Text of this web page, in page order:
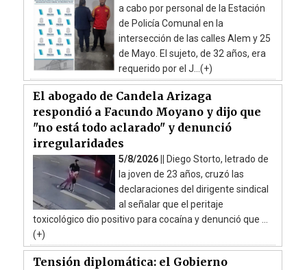
a cabo por personal de la Estación
de Policía Comunal en la
intersección de las calles Alem y 25
de Mayo. El sujeto, de 32 años, era
requerido por el J...(+)
El abogado de Candela Arizaga
respondió a Facundo Moyano y dijo que
"no está todo aclarado" y denunció
irregularidades
5/8/2026 ||
Diego Storto, letrado de
la joven de 23 años, cruzó las
declaraciones del dirigente sindical
al señalar que el peritaje
toxicológico dio positivo para cocaína y denunció que ...
(+)
Tensión diplomática: el Gobierno